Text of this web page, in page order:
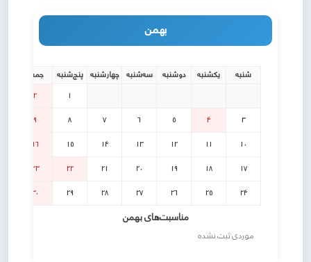
بهمن
شنبه یکشنبه دوشنبه سه‌شنبه چهارشنبه پنج‌شنبه
جمعه
1
2
3
4
5
6
7
8
9
10
11
12
13
14
15
16
17
18
19
20
21
22
23
24
25
26
27
28
29
30
مناسبت‌های بهمن
موردی ثبت نشده